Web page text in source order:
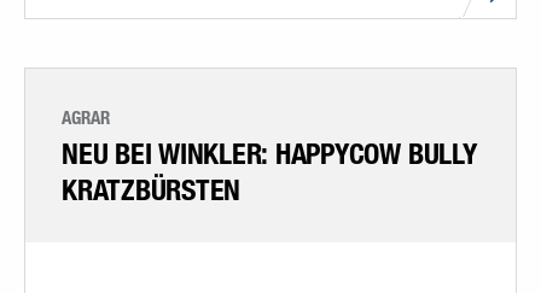
AGRAR
NEU BEI WINKLER: HAPPYCOW BULLY
KRATZBÜRSTEN